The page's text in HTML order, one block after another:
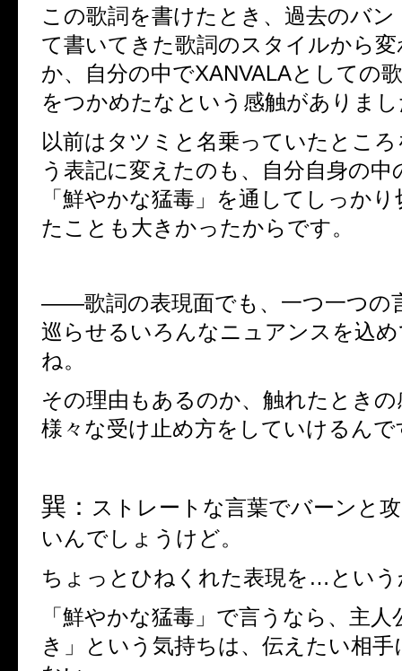
この歌詞を書けたとき、過去のバ
て書いてきた歌詞のスタイルから
か、自分の中でXANVALAとしての
をつかめたなという感触がありま
以前はタツミと名乗っていたとこ
う表記に変えたのも、自分自身の中
「鮮やかな猛毒」を通してしっか
たことも大きかったからです。
――歌詞の表現面でも、一つ一つの
巡らせるいろんなニュアンスを込
ね。
その理由もあるのか、触れたときの
様々な受け止め方をしていけるん
巽： ストレートな言葉でバーンと
いんでしょうけど。
ちょっとひねくれた表現を … とい
「鮮やかな猛毒」で言うなら、主人
き」という気持ちは、伝えたい相